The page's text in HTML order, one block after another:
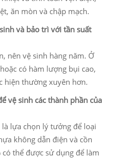
ăn mòn và chập mạch.
và bảo trì với tần suất
nên vệ sinh hàng năm. Ở
có hàm lượng bụi cao,
hiện thường xuyên hơn.
vệ sinh các thành phần của
lựa chọn lý tưởng để loại
không dẫn điện và cồn
thể được sử dụng để làm